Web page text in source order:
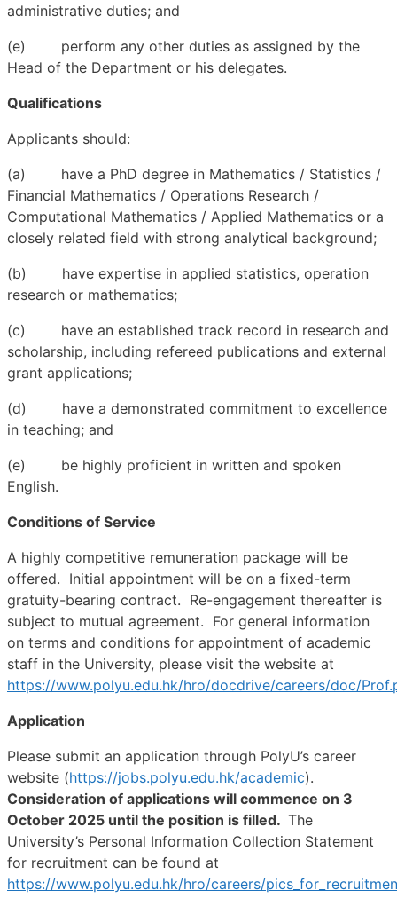
administrative duties; and
(e) perform any other duties as assigned by the
Head of the Department or his delegates.
Qualifications
Applicants should:
(a) have a PhD degree in Mathematics / Statistics /
Financial Mathematics / Operations Research /
Computational Mathematics / Applied Mathematics or a
closely related field with strong analytical background;
(b) have expertise in applied statistics, operation
research or mathematics;
(c) have an established track record in research and
scholarship, including refereed publications and external
grant applications;
(d) have a demonstrated commitment to excellence
in teaching; and
(e) be highly proficient in written and spoken
English.
Conditions of Service
A highly competitive remuneration package will be
offered. Initial appointment will be on a fixed-term
gratuity-bearing contract. Re-engagement thereafter is
subject to mutual agreement. For general information
on terms and conditions for appointment of academic
staff in the University, please visit the website at
https://www.polyu.edu.hk/hro/docdrive/careers/doc/
Application
Please submit an application through PolyU’s career
website (https://jobs.polyu.edu.hk/academic).
Consideration of applications will commence on 3
October 2025 until the position is filled. The
University’s Personal Information Collection Statement
for recruitment can be found at
https://www.polyu.edu.hk/hro/careers/